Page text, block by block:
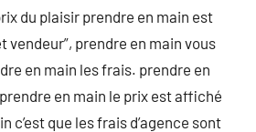
du plaisir prendre en main est
vendeur”, prendre en main vous
en main les frais. prendre en
en main le prix est affiché
c’est que les frais d’agence sont